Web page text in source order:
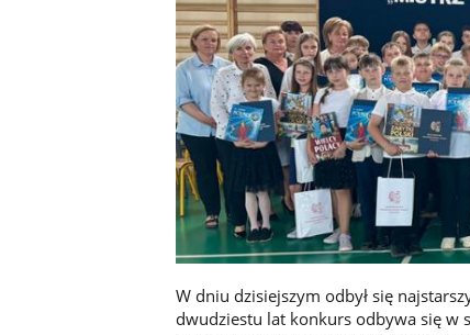
W dniu dzisiejszym odbył się
dwudziestu lat konkurs odbywa się w